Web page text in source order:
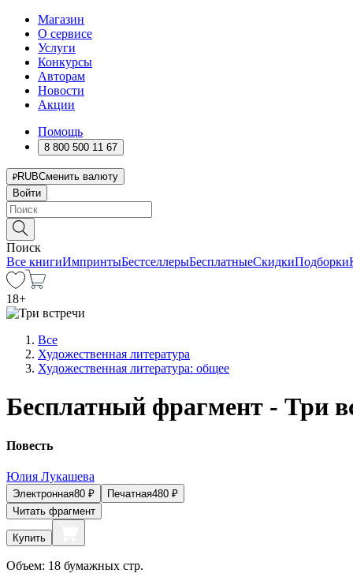
Магазин
О сервисе
Услуги
Конкурсы
Авторам
Новости
Акции
Помощь
8 800 500 11 67
RUBСменить валюту
Войти
Поиск
Все книгиИмпринтыБестселлерыБесплатныеСкидкиПодборки
18+
Все
Художественная литература
Художественная литература: общее
Бесплатный фрагмент - Три
Повесть
Юлия Лукашева
Электронная80 ₽ Печатная480 ₽
Читать фрагмент
Купить
Объем: 18 бумажных стр.